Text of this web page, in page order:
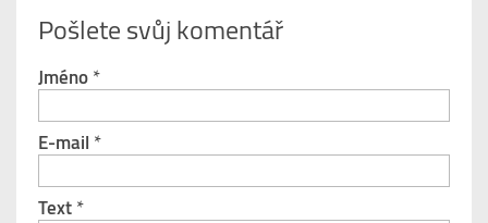
Pošlete svůj komentář
Jméno*
E-mail *
Text*